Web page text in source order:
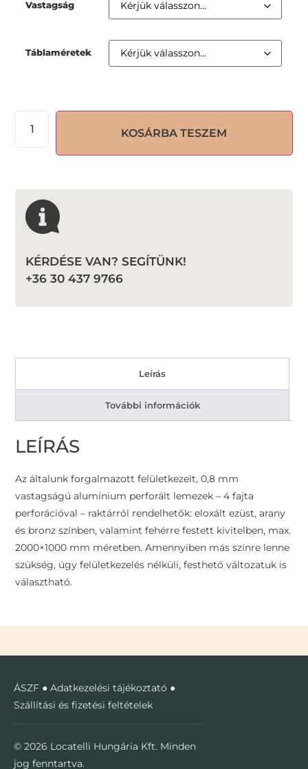
Vastagság
Táblaméretek
KOSÁRBA TESZEM
KÉRDÉSE VAN? SEGÍTÜNK!
+36 30 437 9766
Leírás
További információk
LEÍRÁS
Az általunk forgalmazott felületkezelt, 0,8 mm
vastagságú alumínium perforált lemezek – 4 fajta
perforációval – raktárról rendelhetők: eloxált ezüst, arany
és bronz színben, valamint fehérre festett kivitelben, max.
2000×1000 mm méretben. Amennyiben más színre lenne
szükség, úgy felületkezelés nélküli, festhető változatuk is
választható.
ÁSZF ● Adatkezelési tájékoztató ●
Szállítási és fizetési feltételek
© 2026 Locatelli Hungária Kft. Minden
jog fenntartva.